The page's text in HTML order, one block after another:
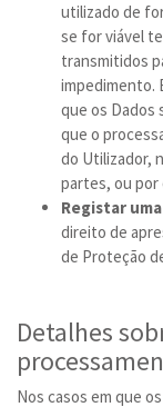
utilizado de
se for viável
transmitidos
impedimento.
que os Dados
que o
do Utilizador,
partes, ou por
Registar
direito de
de Proteção
Detalhes
Nos casos em que